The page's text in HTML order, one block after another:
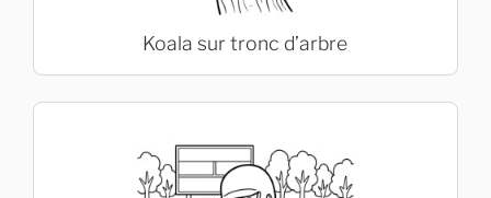
Koala sur tronc d’arbre